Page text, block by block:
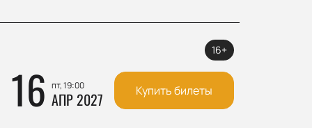
16 пт, 19:00
АПР 2027
16+
Купить билеты